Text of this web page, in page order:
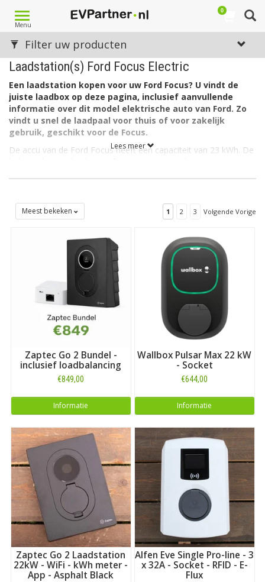
Toggle
navigation
Menu
0
Laadstation(s) Ford Focus Electric
Een laadstation kopen voor uw Ford Focus? U vindt de
juiste laadbox op deze pagina, inclusief aanvullende
informatie over dit model elektrische auto van Ford. Zo
vindt u snel de laadpaal voor thuis of voor zakelijk
gebruik, geschikt voor de Focus.
De accu van de Ford Focus heeft een capaciteit van 23 kWh. De
Welk soort laadstation voor de Ford Focus?
(Yazaki) en kan als gezegd laden via 1 fase met 16 ampère.
Hiervoor is een EV Laadbox Type 1, 1 fase, 16A geschikt.
Op zoek naar een laadpaal voor een andere Ford?Zie dan
ons overzicht met alle
laadstations voor Ford
. Op zoek naar een
laadstation voor een ander merk dan Ford? Maak dan uw keuze
bij ons uitgebreide overzicht met
laadboxen voor alle
automerken
. Of kijk als vermeld direct hieronder voor alle
laadboxen die geschikt zijn voor het model
Ford Focus
Lees meer
Filter uw producten
Meest bekeken 1 2 3 Volgende Vorige
Zaptec Go 2 Bundel -
inclusief loadbalancing
€849,00
Informatie
Wallbox Pulsar Max 22 kW
- Socket
€644,00
Informatie
Zaptec Go 2 Laadstation
22kW - WiFi - kWh meter -
App - Asphalt Black
Alfen Eve Single Pro-line - 3
x 32A - Socket - RFID - E-
Flux